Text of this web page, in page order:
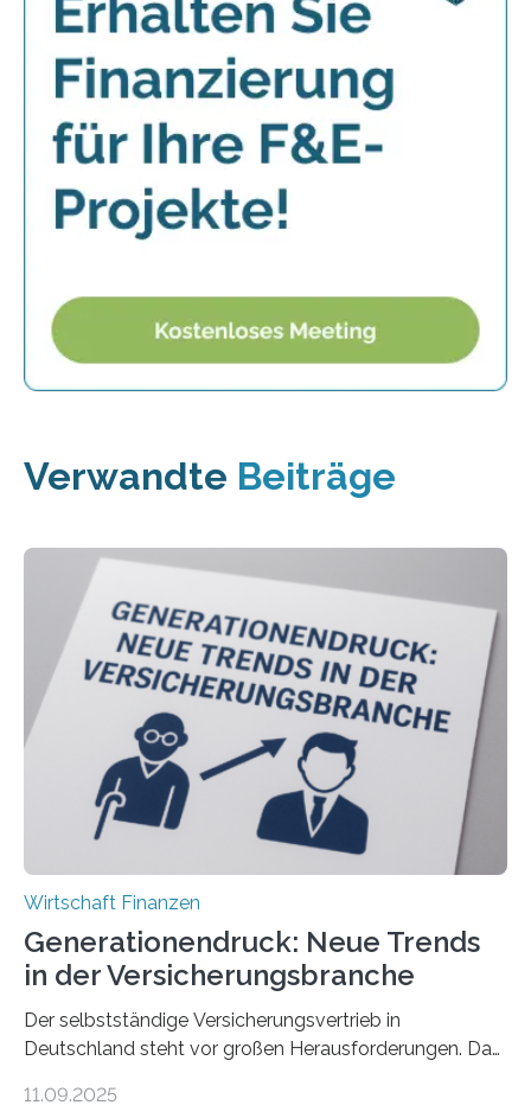
Verwandte Beiträge
Wirtschaft Finanzen
Generationendruck: Neue Trends
in der Versicherungsbranche
Der selbstständige Versicherungsvertrieb in
Deutschland steht vor großen Herausforderungen. Das
Dr. Matthias Beenken und Prof. Dr. Lukas Linnenbrink
11.09.2025